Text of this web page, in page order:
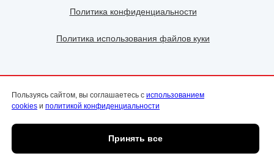
Онлайн
Политика использования файлов куки
Политика конфиденциальности
1142130016071 | Чувашская Республика, город
Чебоксары, ул. Энгельса, д.44, помещение 2
письменного разрешения ООО «ФэмилиДок» не
допускается
Пользуясь сайтом, вы соглашаетесь с использованием
cookies и политикой конфиденциальности
Принять все